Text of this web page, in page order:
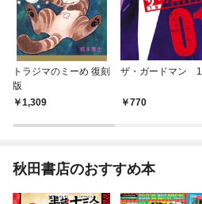
トラジマのミーめ 復刻
版
1,309
ザ・ガードマン 1
770
秋田書店のおすすめ本